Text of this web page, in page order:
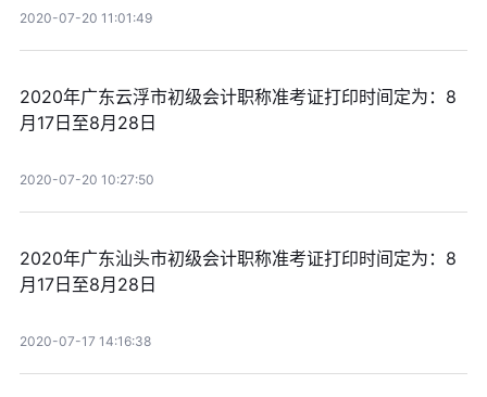
2020-07-20 11:01:49
2020年广东云浮市初级会计职称准考证打印时间定为：8
月17日至8月28日
2020-07-20 10:27:50
2020年广东汕头市初级会计职称准考证打印时间定为：8
月17日至8月28日
2020-07-17 14:16:38